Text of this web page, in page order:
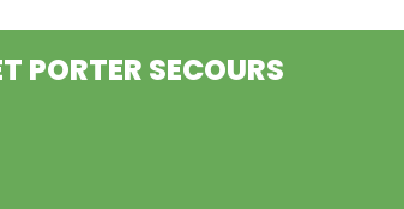
PORTER SECOURS